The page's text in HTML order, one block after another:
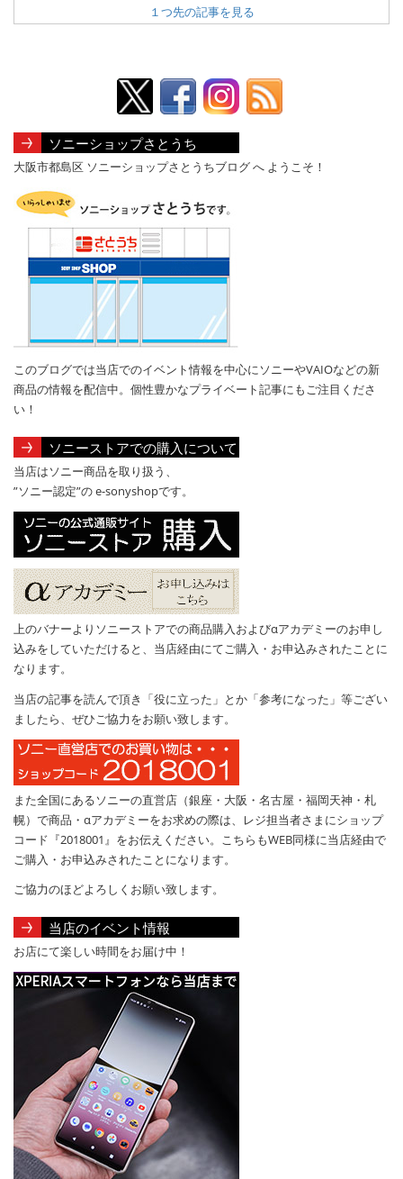
１つ先の記事を見る
ソニーショップさとうち
大阪市都島区 ソニーショップさとうちブログ へ ようこそ！
このブログでは当店でのイベント情報を中心にソニーやVAIOなどの新
商品の情報を配信中。個性豊かなプライベート記事にもご注目くださ
い！
ソニーストアでの購入について
当店はソニー商品を取り扱う、
”ソニー認定”の e-sonyshopです。
上のバナーよりソニーストアでの商品購入およびαアカデミーのお申し
込みをしていただけると、当店経由にてご購入・お申込みされたことに
なります。
当店の記事を読んで頂き「役に立った」とか「参考になった」等ござい
ましたら、ぜひご協力をお願い致します。
また全国にあるソニーの直営店（銀座・大阪・名古屋・福岡天神・札
幌）で商品・αアカデミーをお求めの際は、レジ担当者さまにショップ
コード『2018001』をお伝えください。こちらもWEB同様に当店経由で
ご購入・お申込みされたことになります。
ご協力のほどよろしくお願い致します。
当店のイベント情報
お店にて楽しい時間をお届け中！